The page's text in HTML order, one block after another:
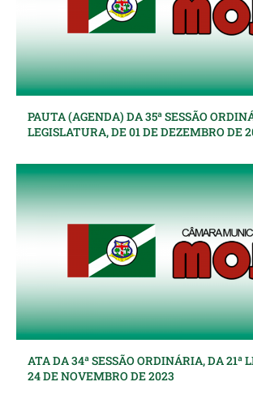
PAUTA (AGENDA) DA 35ª SESSÃO
LEGISLATURA, DE 01 DE DEZEMBRO DE
ATA DA 34ª SESSÃO ORDINÁRIA, DA 21ª
24 DE NOVEMBRO DE 2023